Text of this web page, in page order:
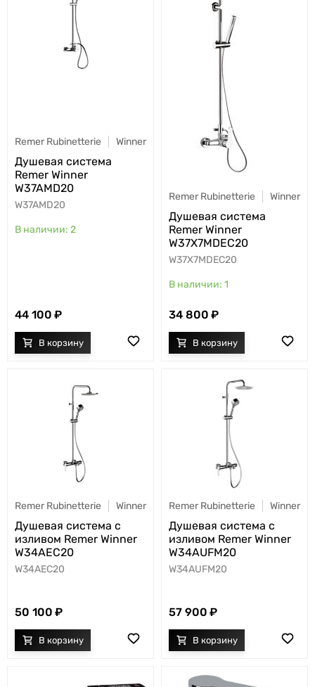
Remer Rubinetterie Winner
Душевая система
Remer Winner
W37AMD20
W37AMD20
2
44 100
Remer Rubinetterie Winner
Душевая система
Remer Winner
W37X7MDEC20
W37X7MDEC20
1
34 800
Remer Rubinetterie Winner
Душевая система с
изливом Remer Winner
W34AEC20
W34AEC20
50 100
Remer Rubinetterie Winner
Душевая система с
изливом Remer Winner
W34AUFM20
W34AUFM20
57 900